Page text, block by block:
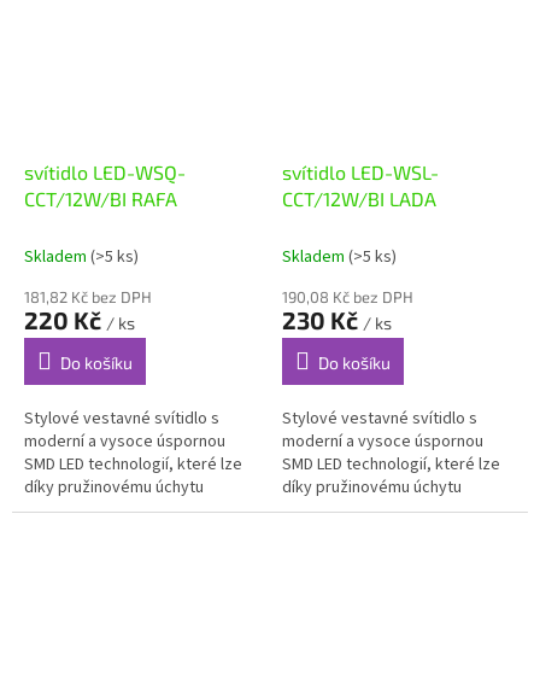
svítidlo LED-WSQ-
CCT/12W/BI RAFA
Skladem (>5 ks)
181,82 Kč bez DPH
220 Kč / ks
Do košíku
Stylové vestavné svítidlo s
moderní a vysoce úspornou
SMD LED technologií, které lze
díky pružinovému úchytu
snadno nainstalovat např. do
svítidlo LED-WSL-
CCT/12W/BI LADA
Skladem (>5 ks)
190,08 Kč bez DPH
230 Kč / ks
Do košíku
Stylové vestavné svítidlo s
moderní a vysoce úspornou
SMD LED technologií, které lze
díky pružinovému úchytu
snadno nainstalovat např. do